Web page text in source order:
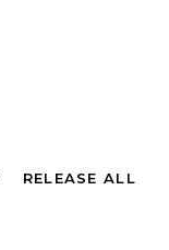
RELEASE ALL